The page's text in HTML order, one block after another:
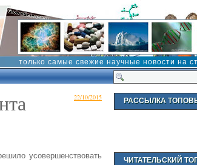
только самые свежие научные новости на
22/10/2015
усовершенствовать
РАССЫЛКА
ЧИТАТЕЛЬСКИЙ